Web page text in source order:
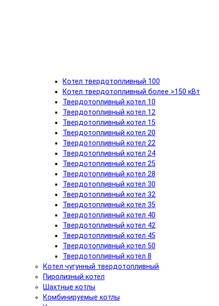
Котел твердотопливный 100
Котел твердотопливный более >150 кВт
Твердотопливный котел 10
Твердотопливный котел 12
Твердотопливный котел 15
Твердотопливный котел 20
Твердотопливный котел 22
Твердотопливный котел 24
Твердотопливный котел 25
Твердотопливный котел 28
Твердотопливный котел 30
Твердотопливный котел 32
Твердотопливный котел 35
Твердотопливный котел 40
Твердотопливный котел 42
Твердотопливный котел 45
Твердотопливный котел 50
Твердотопливный котел 8
Котел чугунный твердотопливный
Пиролизный котел
Шахтные котлы
Комбинируемые котлы